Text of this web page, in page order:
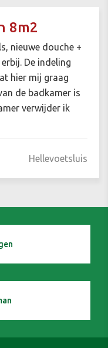
8m2
nieuwe douche +
De indeling
hier mij graag
de badkamer is
verwijder ik
Hellevoetsluis